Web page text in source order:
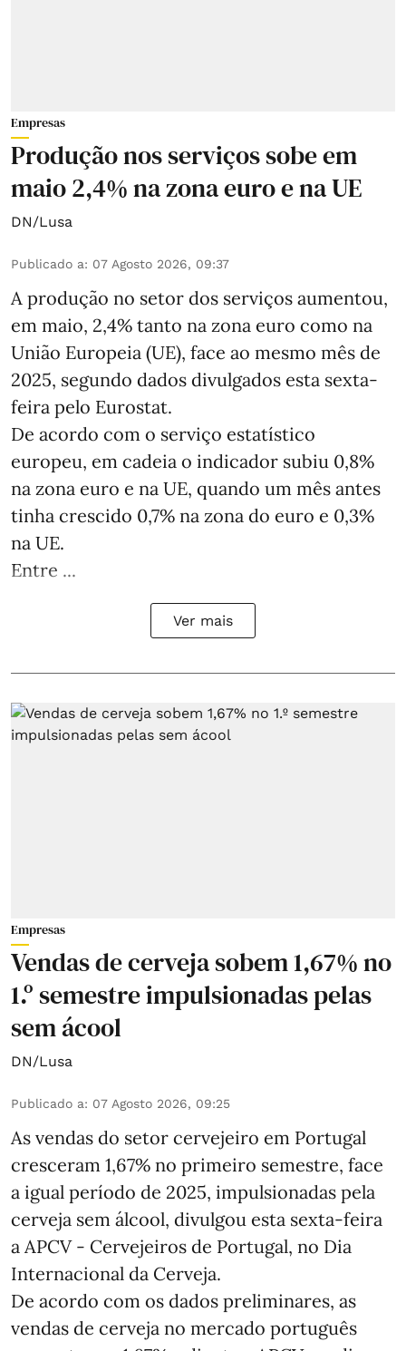
Empresas
Produção nos serviços sobe em
maio 2,4% na zona euro e na UE
DN/Lusa
Publicado a: 07 Agosto 2026, 09:37
A produção no setor dos serviços aumentou,
em maio, 2,4% tanto na zona euro como na
União Europeia (UE), face ao mesmo mês de
2025, segundo dados divulgados esta sexta-
feira pelo Eurostat.
De acordo com o serviço estatístico
europeu, em cadeia o indicador subiu 0,8%
na zona euro e na UE, quando um mês antes
tinha crescido 0,7% na zona do euro e 0,3%
na UE.
Entre ...
Ver mais
Empresas
Vendas de cerveja sobem 1,67% no
1.º semestre impulsionadas pelas
sem ácool
DN/Lusa
Publicado a: 07 Agosto 2026, 09:25
As vendas do setor cervejeiro em Portugal
cresceram 1,67% no primeiro semestre, face
a igual período de 2025, impulsionadas pela
cerveja sem álcool, divulgou esta sexta-feira
a APCV - Cervejeiros de Portugal, no Dia
Internacional da Cerveja.
De acordo com os dados preliminares, as
vendas de cerveja no mercado português